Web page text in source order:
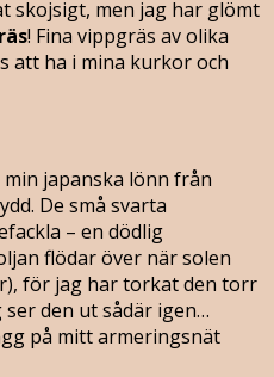
skojsigt, men jag har glömt
! Fina vippgräs av olika
att ha i mina kurkor och
japanska lönn från
De små svarta
– en dödlig
flödar över när solen
för jag har torkat den torr
den ut sådär igen…
på mitt armeringsnät